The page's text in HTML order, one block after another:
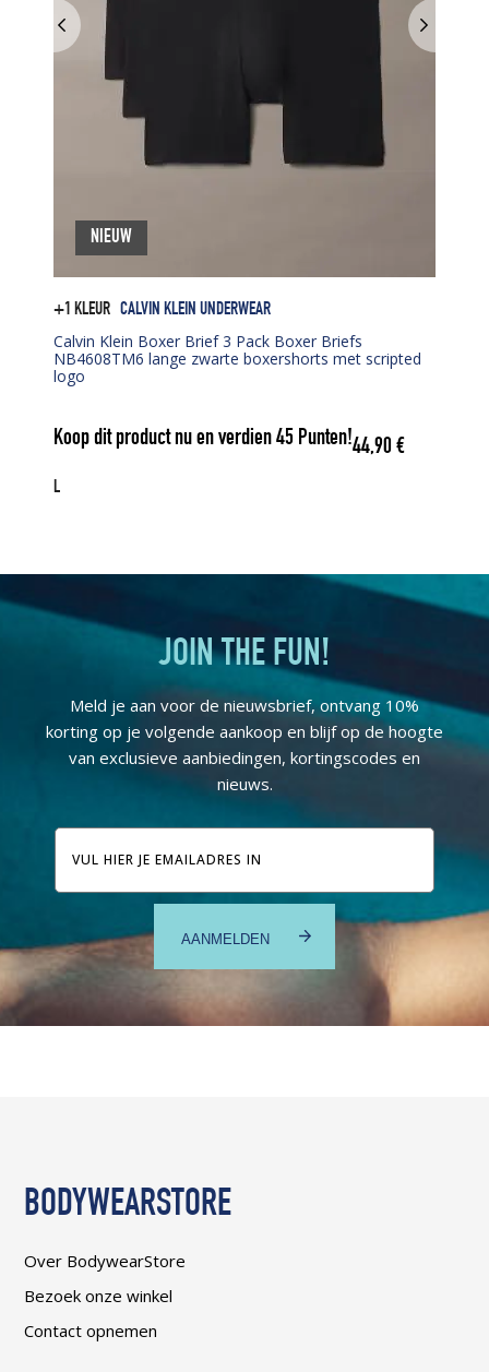
+1 KLEUR CALVIN KLEIN UNDERWEAR
Calvin Klein Boxer Brief 3 Pack Boxer Briefs
NB4608TM6 lange zwarte boxershorts met scripted
logo
Koop dit product nu en verdien45 Punten!44,90€
L
NIEUW
JOIN THE FUN!
Meld je aan voor de nieuwsbrief, ontvang 10%
korting op je volgende aankoop en blijf op de hoogte
van exclusieve aanbiedingen, kortingscodes en
nieuws.
E-
mailadres
BODYWEARSTORE
Over BodywearStore
Bezoek onze winkel
Contact opnemen